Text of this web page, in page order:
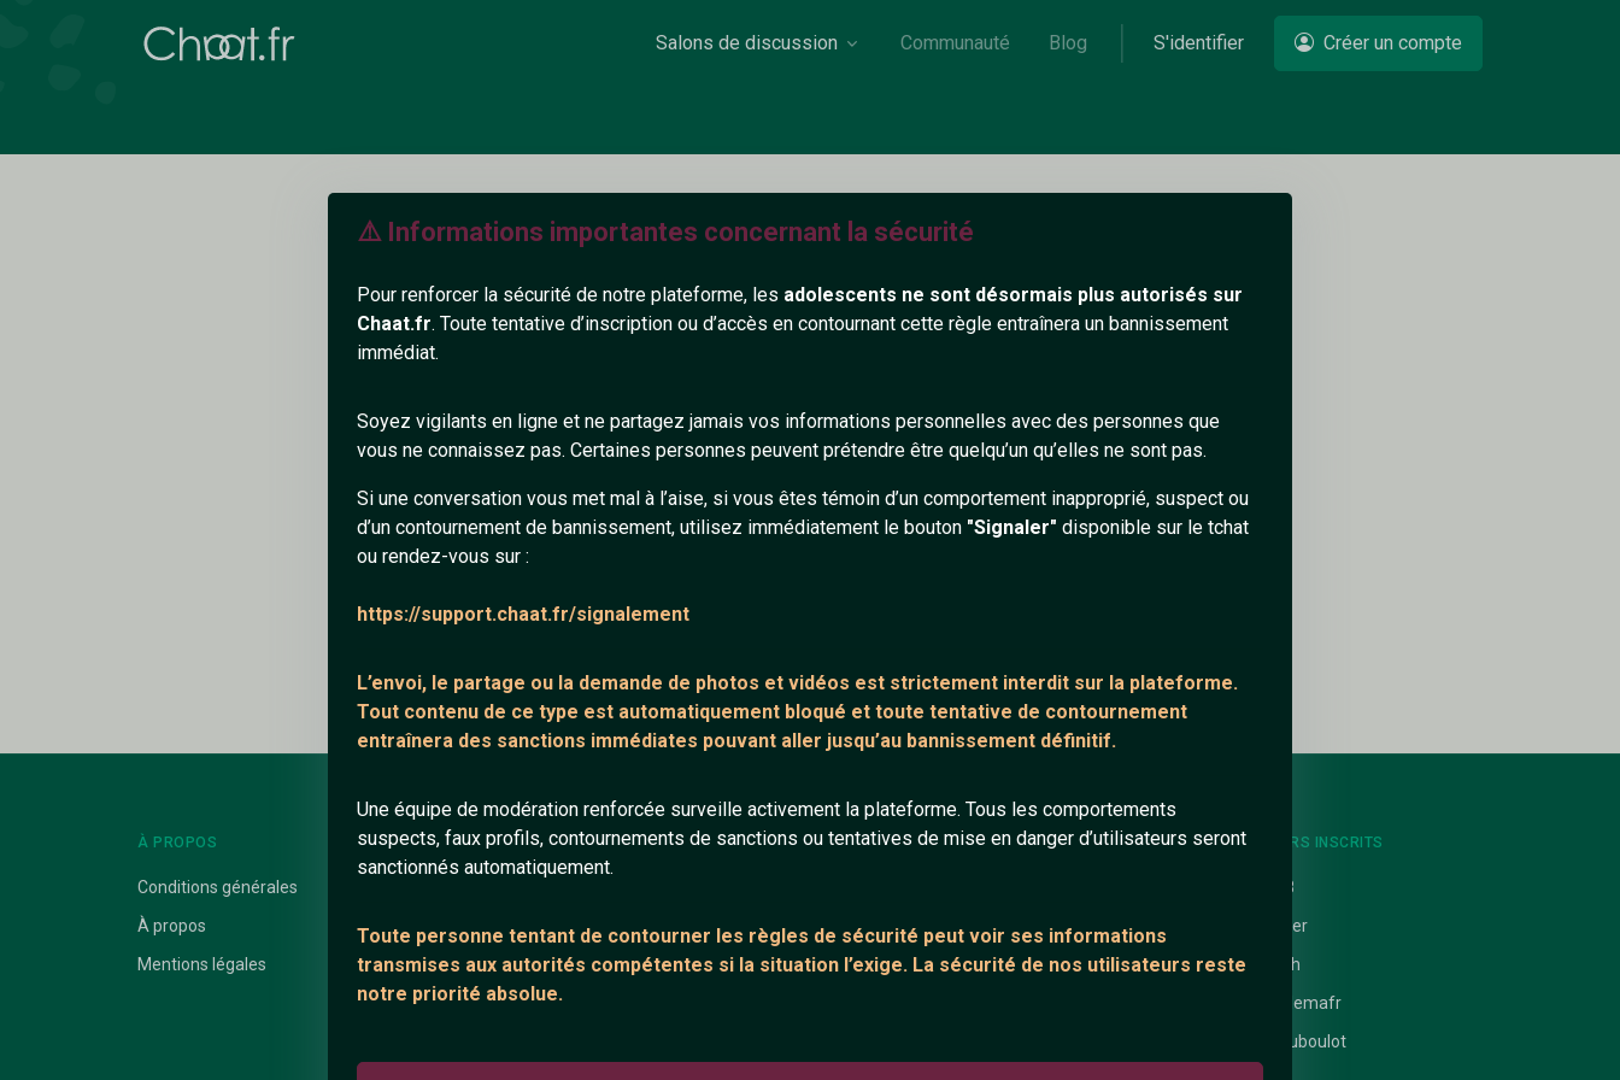
⚠️ Informations importantes concernant la sécurité
Pour renforcer la sécurité de notre plateforme, les adolescents ne sont désormais plus autorisés sur
Chaat.fr. Toute tentative d’inscription ou d’accès en contournant cette règle entraînera un bannissement
immédiat.
Soyez vigilants en ligne et ne partagez jamais vos informations personnelles avec des personnes que
vous ne connaissez pas. Certaines personnes peuvent prétendre être quelqu’un qu’elles ne sont pas.
Si une conversation vous met mal à l’aise, si vous êtes témoin d’un comportement inapproprié, suspect ou
d’un contournement de bannissement, utilisez immédiatement le bouton "Signaler" disponible sur le tchat
ou rendez-vous sur :
https://support.chaat.fr/signalement
L’envoi, le partage ou la demande de photos et vidéos est strictement interdit sur la plateforme.
Tout contenu de ce type est automatiquement bloqué et toute tentative de contournement
entraînera des sanctions immédiates pouvant aller jusqu’au bannissement définitif.
Une équipe de modération renforcée surveille activement la plateforme. Tous les comportements
suspects, faux profils, contournements de sanctions ou tentatives de mise en danger d’utilisateurs seront
sanctionnés automatiquement.
Toute personne tentant de contourner les règles de sécurité peut voir ses informations
transmises aux autorités compétentes si la situation l’exige. La sécurité de nos utilisateurs reste
notre priorité absolue.
Salons de discussion Communauté Blog S'identifier Créer un compte
Heyyyy94
32 ans Non renseigné
Ajouter un commentaire (0)
À PROPOS
Conditions générales
À propos
Mentions légales
LIENS UTILES
Salons de discussion
Communauté
ANNEXE
Support IRC
ARTICLES RÉCENTS
Chat en ligne
Témoignage de nathanaelle
DERNIERS INSCRITS
co18
hunter
Tinah
Nicolemafr
Finduboulot